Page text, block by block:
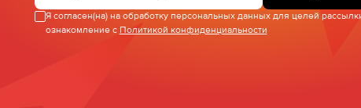
Я согласен(на) на обработку персональных данных для целей
ознакомление с Политикой конфиденциальности